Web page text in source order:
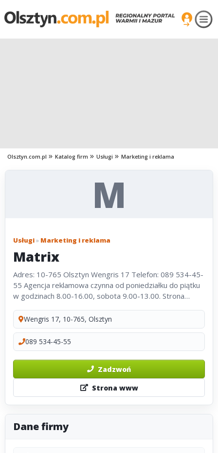
Olsztyn.com.pl Katalog firm Usługi Marketing i reklama
M
Usługi» Marketing i reklama
Matrix
Adres: 10-765 Olsztyn Wengris 17 Telefon: 089 534-45-
55 Agencja reklamowa czynna od poniedziałku do piątku
w godzinach 8.00-16.00, sobota 9.00-13.00. Strona
Wengris 17, 10-765, Olsztyn
089 534-45-55
Zadzwoń
Strona www
Dane firmy